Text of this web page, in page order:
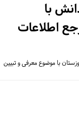
دانش با
اطلاعات
با موضوع معرفی و تبیین